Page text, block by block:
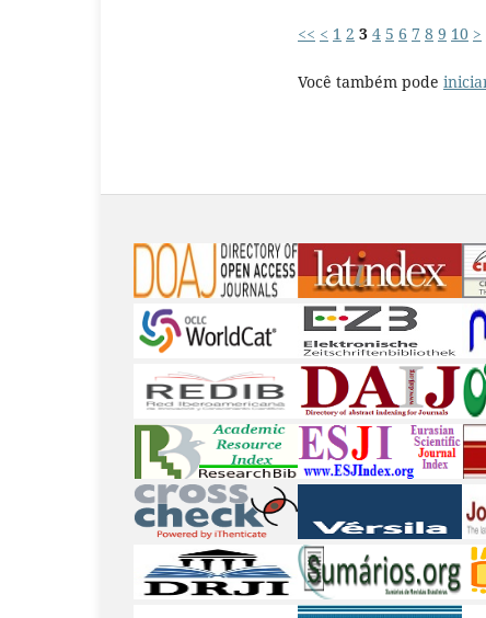
<< < 1 2 3 4 5 6 7 8 9 10 >
Você também pode